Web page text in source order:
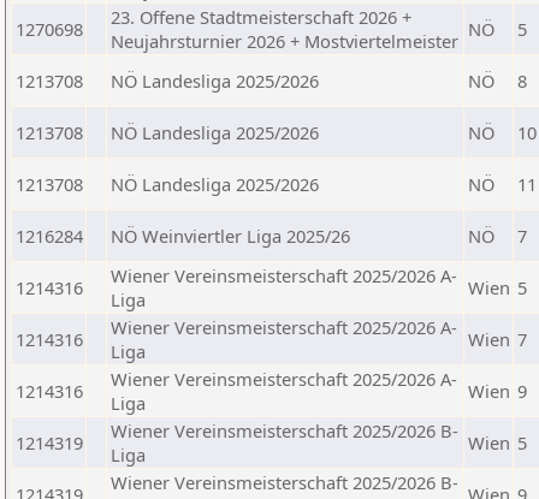
1270698
23. Offene Stadtmeisterschaft 2026 +
Neujahrsturnier 2026 + Mostviertelmeister NÖ 5
1213708 NÖ Landesliga 2025/2026 NÖ 8
1213708 NÖ Landesliga 2025/2026 NÖ 10
1213708 NÖ Landesliga 2025/2026 NÖ 11
1216284 NÖ Weinviertler Liga 2025/26 NÖ 7
1214316
Wiener Vereinsmeisterschaft 2025/2026 A-
Liga
Wien 5
1214316
Wiener Vereinsmeisterschaft 2025/2026 A-
Liga
Wien 7
1214316
Wiener Vereinsmeisterschaft 2025/2026 A-
Liga
Wien 9
1214319
Wiener Vereinsmeisterschaft 2025/2026 B-
Liga
Wien 5
1214319
Wiener Vereinsmeisterschaft 2025/2026 B- Wien 9